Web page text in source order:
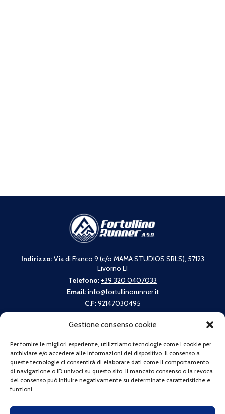
Gestione consenso cookie
Per fornire le migliori esperienze, utilizziamo tecnologie come i cookie per
archiviare e/o accedere alle informazioni del dispositivo. Il consenso a
queste tecnologie ci consentirà di elaborare dati come il comportamento
di navigazione o ID univoci su questo sito. Il mancato consenso o la revoca
del consenso può influire negativamente su determinate caratteristiche e
funzioni.
Indirizzo:Via di Franco 9 (c/o MAMA STUDIOS SRLS), 57123
Livorno LI
Telefono: +39 320 0407033
Email:info@fortullinorunner.it
C.F:92147030495
La nostra associazione aderisce alla campagna promossa da
Spirito Trail:
"Io non getto i miei rifiuti"